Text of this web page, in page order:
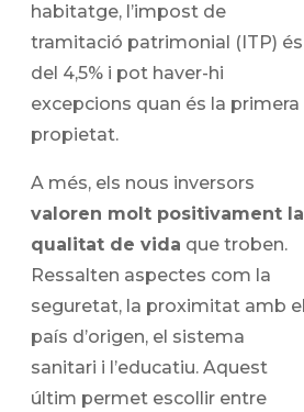
habitatge, l’impost de
tramitació patrimonial (ITP) és
del 4,5% i pot haver-hi
excepcions quan és la primera
propietat.
A més, els nous inversors
valoren molt positivament la
qualitat de vida que troben.
Ressalten aspectes com la
seguretat, la proximitat amb el
país d’origen, el sistema
sanitari i l’educatiu. Aquest
últim permet escollir entre